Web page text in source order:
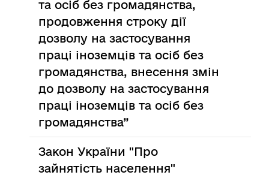
та осіб без громадянства,
продовження строку дії
дозволу на застосування
праці іноземців та осіб без
громадянства, внесення змін
до дозволу на застосування
праці іноземців та осіб без
громадянства”
Закон України "Про
зайнятість населення"